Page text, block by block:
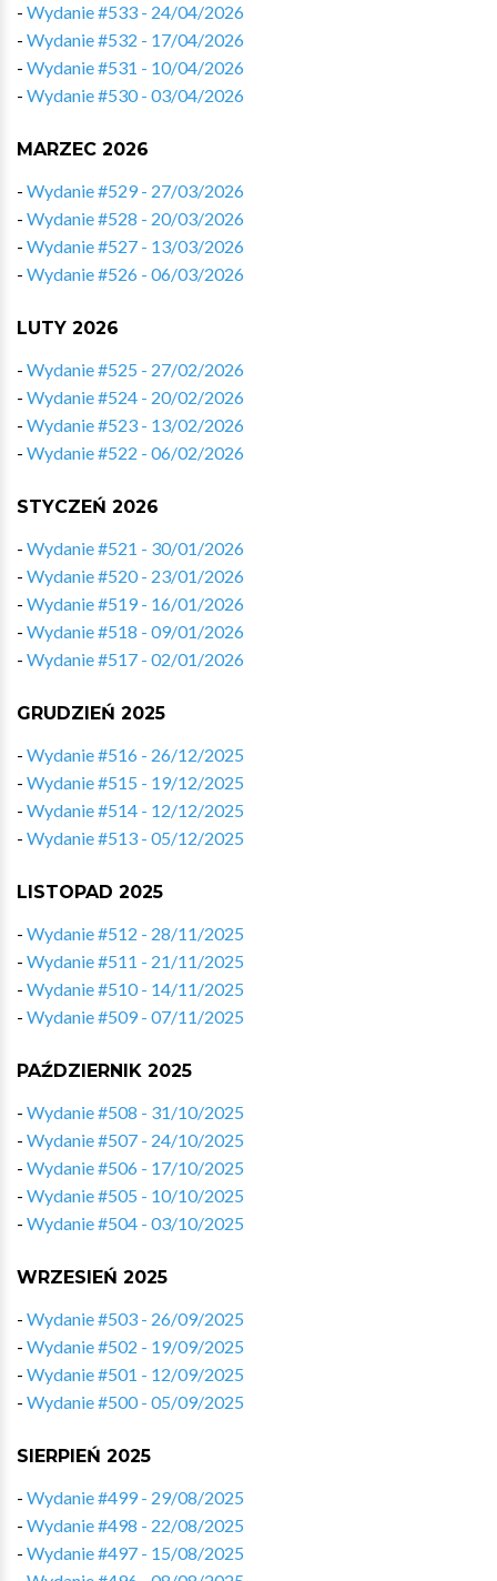
- Wydanie #533 - 24/04/2026
- Wydanie #532 - 17/04/2026
- Wydanie #531 - 10/04/2026
- Wydanie #530 - 03/04/2026
MARZEC 2026
- Wydanie #529 - 27/03/2026
- Wydanie #528 - 20/03/2026
- Wydanie #527 - 13/03/2026
- Wydanie #526 - 06/03/2026
LUTY 2026
- Wydanie #525 - 27/02/2026
- Wydanie #524 - 20/02/2026
- Wydanie #523 - 13/02/2026
- Wydanie #522 - 06/02/2026
STYCZEŃ 2026
- Wydanie #521 - 30/01/2026
- Wydanie #520 - 23/01/2026
- Wydanie #519 - 16/01/2026
- Wydanie #518 - 09/01/2026
- Wydanie #517 - 02/01/2026
GRUDZIEŃ 2025
- Wydanie #516 - 26/12/2025
- Wydanie #515 - 19/12/2025
- Wydanie #514 - 12/12/2025
- Wydanie #513 - 05/12/2025
LISTOPAD 2025
- Wydanie #512 - 28/11/2025
- Wydanie #511 - 21/11/2025
- Wydanie #510 - 14/11/2025
- Wydanie #509 - 07/11/2025
PAŹDZIERNIK 2025
- Wydanie #508 - 31/10/2025
- Wydanie #507 - 24/10/2025
- Wydanie #506 - 17/10/2025
- Wydanie #505 - 10/10/2025
- Wydanie #504 - 03/10/2025
WRZESIEŃ 2025
- Wydanie #503 - 26/09/2025
- Wydanie #502 - 19/09/2025
- Wydanie #501 - 12/09/2025
- Wydanie #500 - 05/09/2025
SIERPIEŃ 2025
- Wydanie #499 - 29/08/2025
- Wydanie #498 - 22/08/2025
- Wydanie #497 - 15/08/2025